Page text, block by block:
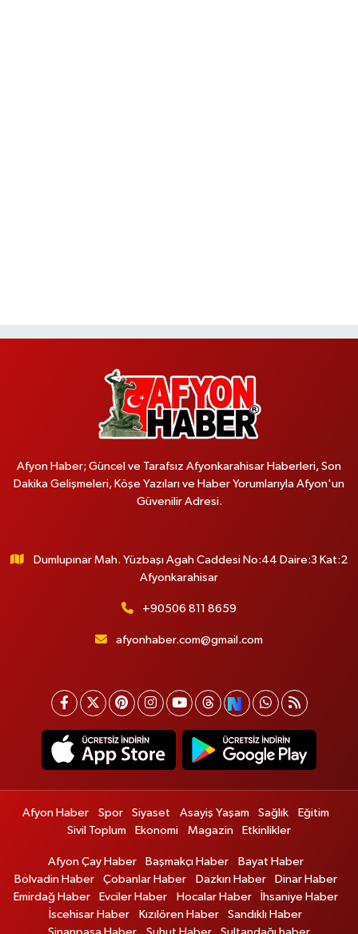
Afyon Haber; Güncel ve Tarafsız Afyonkarahisar Haberleri, Son
Dakika Gelişmeleri, Köşe Yazıları ve Haber Yorumlarıyla Afyon'un
Güvenilir Adresi.
Dumlupınar Mah. Yüzbaşı Agah Caddesi No:44 Daire:3 Kat:2
Afyonkarahisar
+90506 811 8659
afyonhaber.com@gmail.com
Afyon Haber Spor Siyaset Asayiş Yaşam Sağlık
Eğitim
Sivil Toplum
Ekonomi Magazin Etkinlikler
Afyon Çay Haber Başmakçı Haber
Bayat Haber
Bolvadin Haber
Çobanlar Haber Dazkırı Haber
Dinar Haber
Emirdağ Haber
Evciler Haber Hocalar Haber
İhsaniye Haber
İscehisar Haber
Kızılören Haber
Sandıklı Haber